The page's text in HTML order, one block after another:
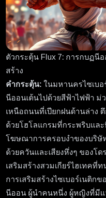
ตัวกระตุ้น Flux 7: การกบฏนี
สร้าง
คำกระตุ้น: ในมหานครไซเบ
นีออนเต้นไปด้วยสีฟ้าไฟฟ้า ม่
เหนือถนนที่เปียกฝนด้านล่าง
ด้วยโฮโลแกรมที่กระพริบแล
โฆษณาการครอบงำของบริ
ด้วยควันและเสียงหึ่งๆ ของโ
เสริมสร้างสวมเกียร์ไฮเทคที่
การเสริมสร้างไซเบอร์เนติก
นีออน ผู้นำคนหนึ่ง ผู้หญิงที่มีแ